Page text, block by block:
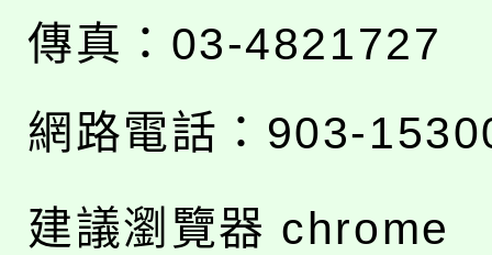
傳真：03-4821727
網路電話：903-
建議瀏覽器 chrome